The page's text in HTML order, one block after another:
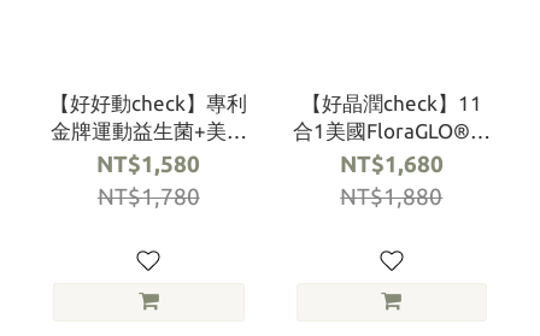
【好好動check】專利
金牌運動益生菌+美國
MSM+黑酵母+玻尿酸
(30粒/瓶)
NT$1,580
NT$1,780
【好晶潤check】11
合1美國FloraGLO®​游
離型葉黃素＋智利酒
果＋蝦紅素＋花青素
(30粒/盒)
NT$1,680
NT$1,880